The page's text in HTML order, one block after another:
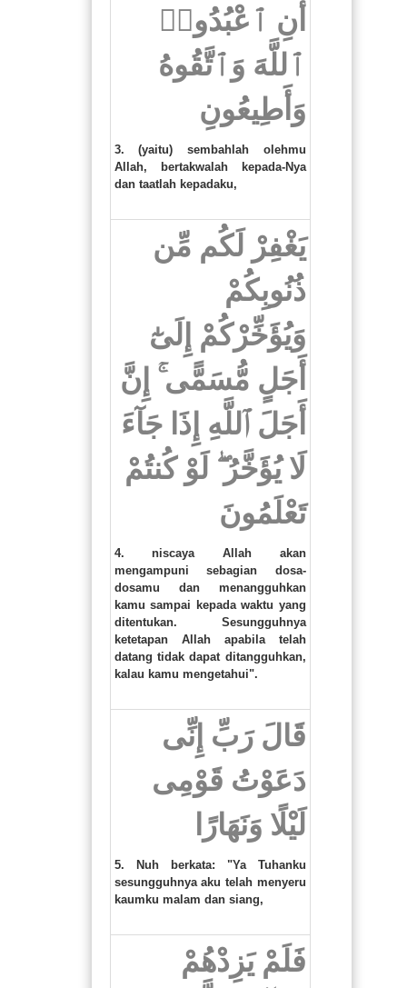
أَنِ ٱعْبُدُوا۟
ٱللَّهَ وَٱتَّقُوهُ
وَأَطِيعُونِ
3. (yaitu) sembahlah olehmu
Allah, bertakwalah kepada-Nya
dan taatlah kepadaku,
يَغْفِرْ لَكُم مِّن
ذُنُوبِكُمْ
وَيُؤَخِّرْكُمْ إِلَىٰٓ
أَجَلٍ مُّسَمًّى ۚ إِنَّ
أَجَلَ ٱللَّهِ إِذَا جَآءَ
لَا يُؤَخَّرُ ۖ لَوْ كُنتُمْ
تَعْلَمُونَ
4. niscaya Allah akan
mengampuni sebagian dosa-
dosamu dan menangguhkan
kamu sampai kepada waktu yang
ditentukan. Sesungguhnya
ketetapan Allah apabila telah
datang tidak dapat ditangguhkan,
kalau kamu mengetahui".
قَالَ رَبِّ إِنِّى
دَعَوْتُ قَوْمِى
لَيْلًا وَنَهَارًا
5. Nuh berkata: "Ya Tuhanku
sesungguhnya aku telah menyeru
kaumku malam dan siang,
فَلَمْ يَزِدْهُمْ